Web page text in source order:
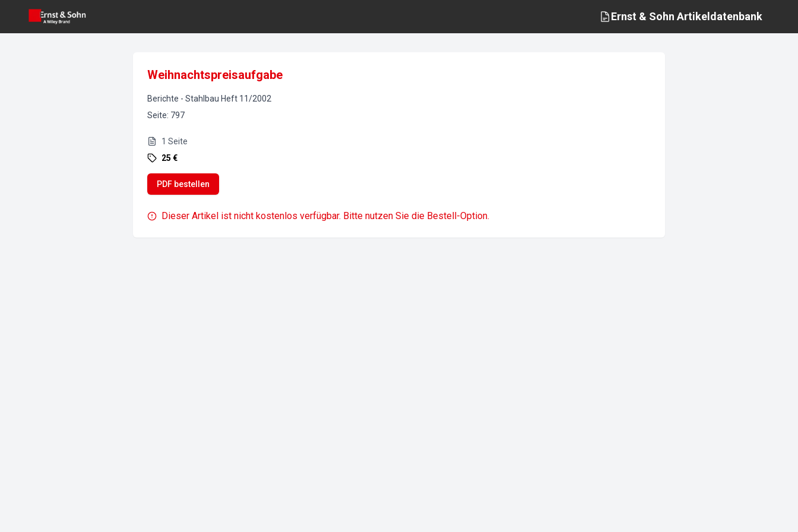
Ernst & Sohn Artikeldatenbank
Weihnachtspreisaufgabe
Berichte - Stahlbau Heft 11/2002
Seite: 797
1 Seite
25 €
PDF bestellen
Dieser Artikel ist nicht kostenlos verfügbar. Bitte nutzen Sie die Bestell-Option.